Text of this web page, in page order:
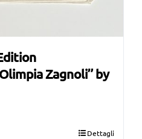
Zagnoli” by
Dettagli